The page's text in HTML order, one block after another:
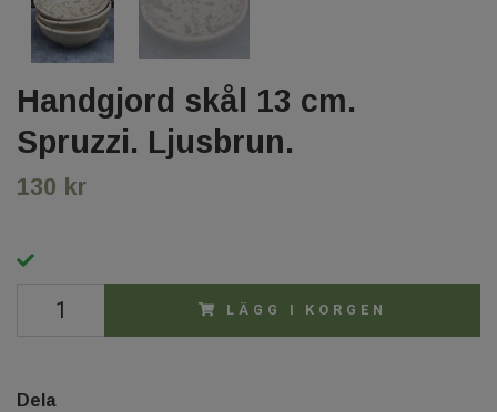
Handgjord skål 13 cm.
Spruzzi. Ljusbrun.
130 kr
LÄGG I KORGEN
Dela